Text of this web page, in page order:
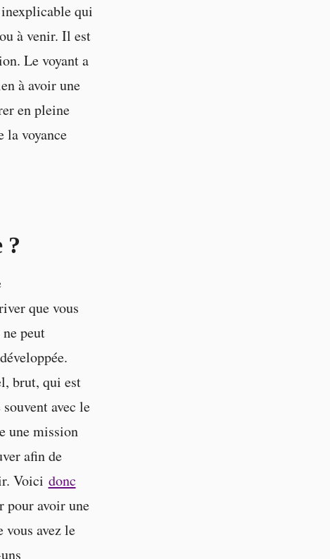
qui
à venir. Il est
Le voyant a
à avoir une
en pleine
la voyance
?
que vous
peut
brut, qui est
avec le
une mission
afin de
Voici donc
pour avoir une
avez le